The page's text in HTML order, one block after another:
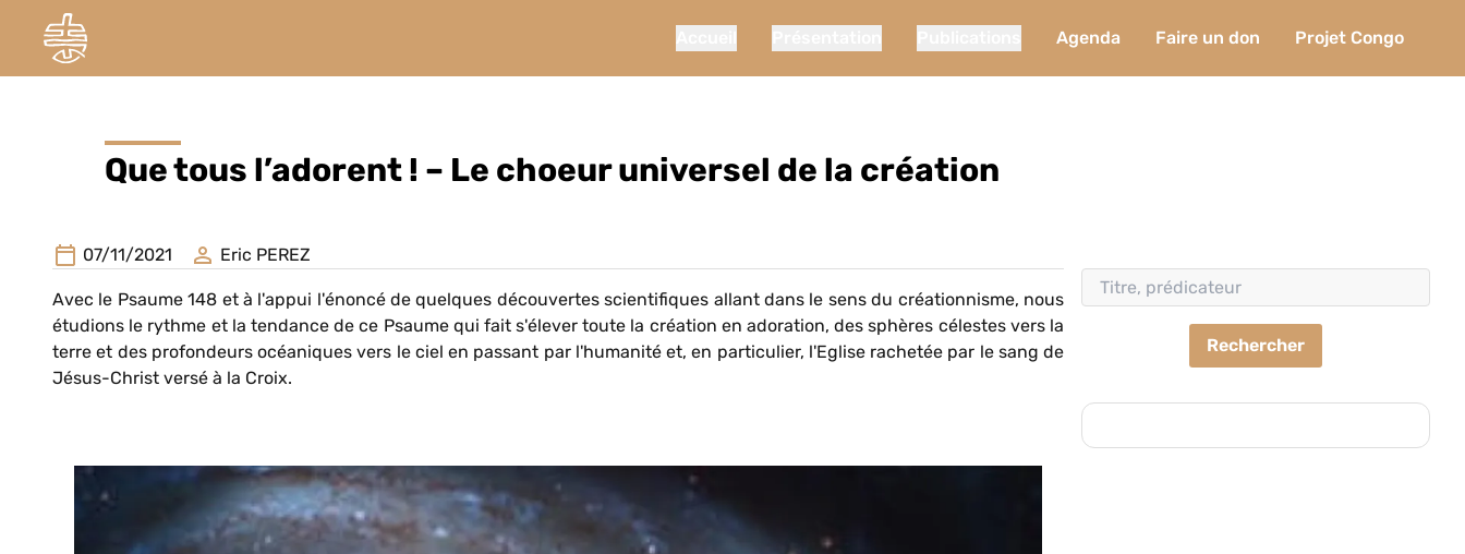
Agenda Faire un don Projet Congo
Que tous l’adorent ! – Le choeur universel de la création
07/11/2021 Eric PEREZ
Avec le Psaume 148 et à l'appui l'énoncé de quelques découvertes scientifiques allant dans le sens du créationnisme, nous
étudions le rythme et la tendance de ce Psaume qui fait s'élever toute la création en adoration, des sphères célestes vers la
terre et des profondeurs océaniques vers le ciel en passant par l'humanité et, en particulier, l'Eglise rachetée par le sang de
Jésus-Christ versé à la Croix.
Rechercher